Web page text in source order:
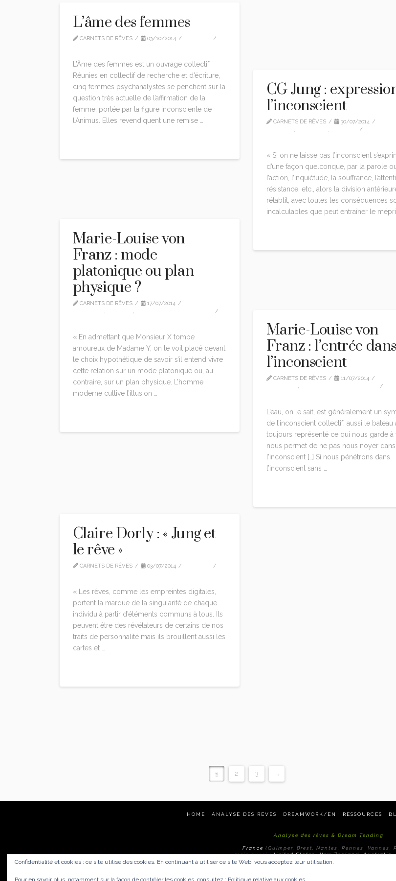
L’âme des femmes
CARNETS DE RÊVES 03/10/2014
L’Âme des femmes est un ouvrage collectif.
Réunies en collectif de recherche et d’écriture,
cinq femmes psychanalystes se penchent sur la
question très actuelle de l’affirmation de la
femme, portée par la figure inconsciente de
l’Animus. Elles revendiquent une remise …
CG Jung :
l’inconscient
CARNETS DE RÊVES
30/07/2014
, ,
« Si on ne laisse pas l’inconscient
d’une façon quelconque, par la parole
l’action, l’inquiétude, la souffrance,
résistance, etc., alors la division
rétablit, avec toutes les conséquences
incalculables que peut entraîner le
Marie-Louise von
Franz : mode
platonique ou plan
physique ?
CARNETS DE RÊVES
17/07/2014
, ,
« En admettant que Monsieur X tombe
amoureux de Madame Y, on le voit placé devant
le choix hypothétique de savoir s’il entend vivre
cette relation sur un mode platonique ou, au
contraire, sur un plan physique. L’homme
moderne cultive l’illusion …
Marie-Louise von
Franz : l’entrée dans
l’inconscient
CARNETS DE RÊVES
11/07/2014
,
L’eau, on le sait, est généralement un
de l’inconscient collectif, aussi le bateau
toujours représenté ce qui nous garde à
nous permet de ne pas nous noyer dans
l’inconscient […] Si nous pénétrons dans
l’inconscient sans …
Claire Dorly : « Jung et
le rêve »
CARNETS DE RÊVES 03/07/2014
« Les rêves, comme les empreintes digitales,
portent la marque de la singularité de chaque
individu à partir d’éléments communs à tous. Ils
peuvent être des révélateurs de certains de nos
traits de personnalité mais ils brouillent aussi les
cartes et …
1 2 3 →
HOME ANALYSE DES REVES DREAMWORK/EN RESSOURCES
Analyse des rêves & Dream Tending
France (Quimper, Brest, Nantes, Rennes, Vannes,
mais aussi :United States, New Zealand, Australia,
Copyright © 2008 Carnets de rêves |
Confidentialité et cookies : ce site utilise des cookies. En continuant à utiliser ce site Web, vous acceptez leur utilisation.
Pour en savoir plus, notamment sur la façon de contrôler les cookies, consultez : Politique relative aux cookies